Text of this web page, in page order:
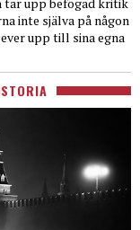
inte själva på någon
upp till sina egna